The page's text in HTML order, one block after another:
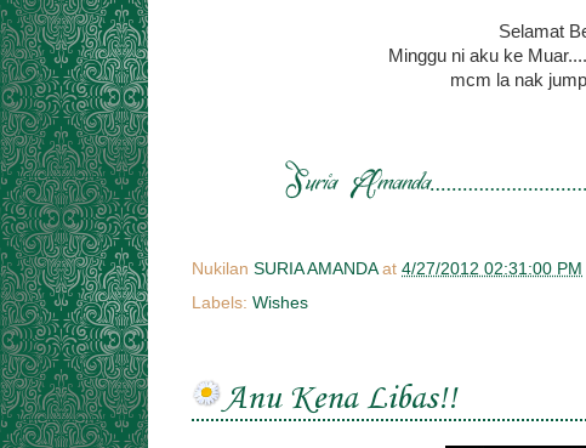
Selamat
Minggu ni aku ke
mcm la nak
Nukilan SURIA AMANDA at 4/27/2012 02:31:00 PM
Labels: Wishes
Anu Kena Libas!!